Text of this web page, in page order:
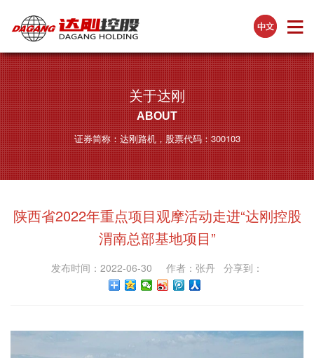
关于达刚
ABOUT
证券简称：达刚路机，股票代码：300103
陕西省2022年重点项目观摩活动走进“达刚控股
渭南总部基地项目”
发布时间：2022-06-30 作者：张丹 分享到：